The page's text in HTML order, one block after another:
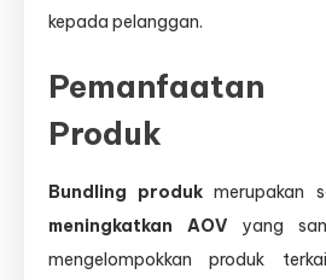
kepada pelanggan.
Pemanfaatan
Produk
Bundling produk merupakan
meningkatkan AOV yang
mengelompokkan produk